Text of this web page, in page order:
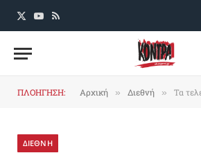
X
YouTube
RSS
ΠΛΟΗΓΗΣΗ: Αρχική » Διεθνή » Τα
ΔΙΕΘΝΗ